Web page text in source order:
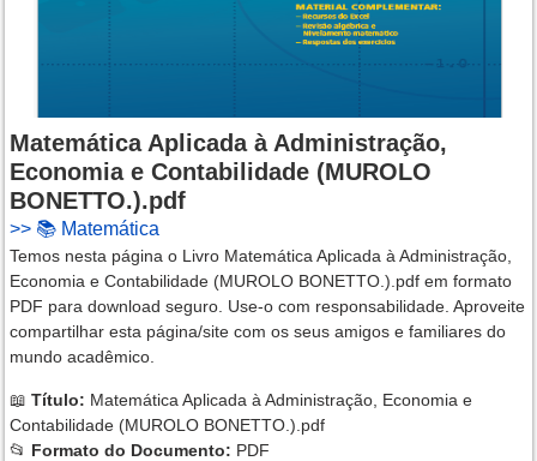
Matemática Aplicada à Administração,
Economia e Contabilidade (MUROLO
BONETTO.).pdf
>> 📚 Matemática
Temos nesta página o Livro Matemática Aplicada à Administração,
Economia e Contabilidade (MUROLO BONETTO.).pdf em formato
PDF para download seguro. Use-o com responsabilidade. Aproveite
compartilhar esta página/site com os seus amigos e familiares do
mundo acadêmico.
📖 Título: Matemática Aplicada à Administração, Economia e
Contabilidade (MUROLO BONETTO.).pdf
📂 Formato do Documento: PDF